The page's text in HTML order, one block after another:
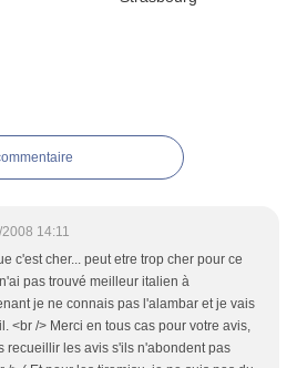
14:11
c'est cher... peut etre trop cher pour ce
pas trouvé meilleur italien à
je ne connais pas l'alambar et je vais
<br /> Merci en tous cas pour votre avis,
recueillir les avis s'ils n'abondent pas